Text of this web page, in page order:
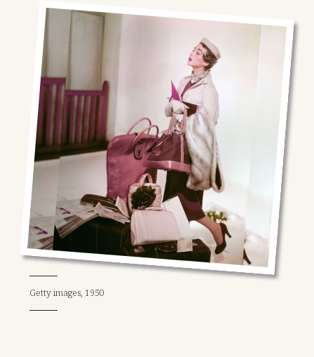
Facebook
Instagram
Youtube
TikTok
X(Twitter)
Getty images, 1950